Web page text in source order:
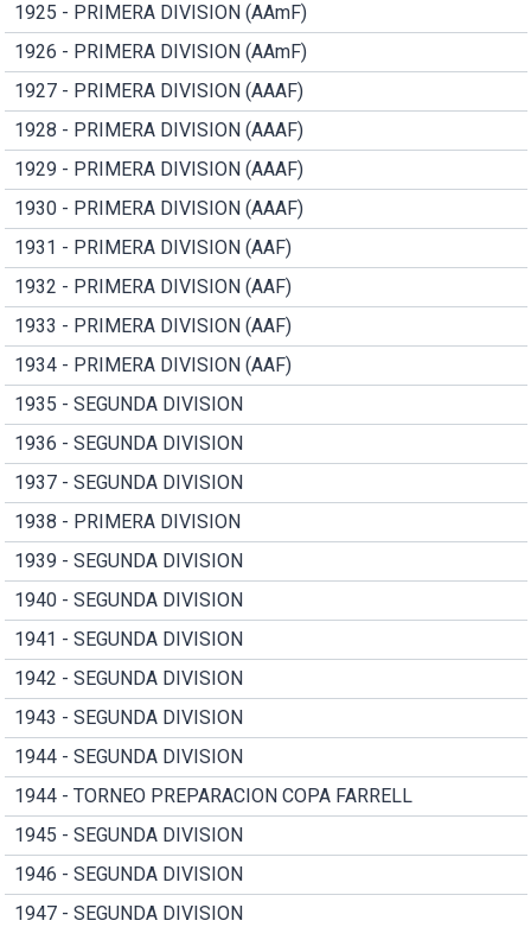
1925 - PRIMERA DIVISION (AAmF)
1926 - PRIMERA DIVISION (AAmF)
1927 - PRIMERA DIVISION (AAAF)
1928 - PRIMERA DIVISION (AAAF)
1929 - PRIMERA DIVISION (AAAF)
1930 - PRIMERA DIVISION (AAAF)
1931 - PRIMERA DIVISION (AAF)
1932 - PRIMERA DIVISION (AAF)
1933 - PRIMERA DIVISION (AAF)
1934 - PRIMERA DIVISION (AAF)
1935 - SEGUNDA DIVISION
1936 - SEGUNDA DIVISION
1937 - SEGUNDA DIVISION
1938 - PRIMERA DIVISION
1939 - SEGUNDA DIVISION
1940 - SEGUNDA DIVISION
1941 - SEGUNDA DIVISION
1942 - SEGUNDA DIVISION
1943 - SEGUNDA DIVISION
1944 - SEGUNDA DIVISION
1944 - TORNEO PREPARACION COPA FARRELL
1945 - SEGUNDA DIVISION
1946 - SEGUNDA DIVISION
1947 - SEGUNDA DIVISION